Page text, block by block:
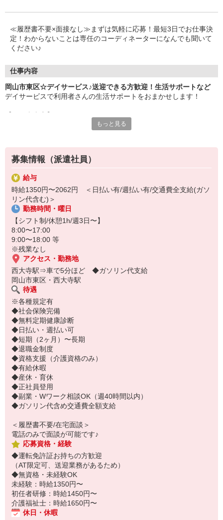
≪履歴書不要×面接なし≫まずは気軽に応募！最短3日でお仕事決
定！わからないことは専任のコーディネーターになんでも聞いて
ください♪
仕事内容
岡山市東区☆デイサービス♪送迎できる方歓迎！生活サポートなど
デイサービスで利用者さんの生活サポートをおまかせします！
・自宅から施設までの送迎（運転できる方）
・お話やレクリエーション など
利用者さんは比較的介護度が低めなので、介護初心者・ブランクの
ある方にも人気です♪
未経験の方も大歓迎です◎
20代・30代・40代・50代幅広く活躍中！
日払い・週払いも対応可能☆
利用希望される方はお気軽にご相談ください。
もっと見る
募集情報（派遣社員）
給与
時給1350円〜2062円 ＜日払い有/週払い有/交通費全支給(ガソ
リン代含む)＞
勤務時間・曜日
【シフト制/休憩1h/週3日〜】
8:00〜17:00
9:00〜18:00 等
※残業なし
アクセス・勤務地
西大寺駅⇒車で5分ほど ◆ガソリン代支給
岡山市東区・西大寺駅
待遇
※各種規定有
◆社会保険完備
◆無料定期健康診断
◆日払い・週払い可
◆短期（2ヶ月）〜長期
◆退職金制度
◆資格支援（介護資格のみ）
◆有給休暇
◆産休・育休
◆正社員登用
◆副業・Wワーク相談OK（週40時間以内）
◆ガソリン代含め交通費全額支給
＜履歴書不要/在宅面談＞
電話のみで面談が可能です♪
応募資格・経験
◆運転免許証お持ちの方歓迎
（AT限定可、送迎業務があるため）
◆無資格・未経験OK
未経験：時給1350円〜
初任者研修：時給1450円〜
介護福祉士：時給1650円〜
休日・休暇